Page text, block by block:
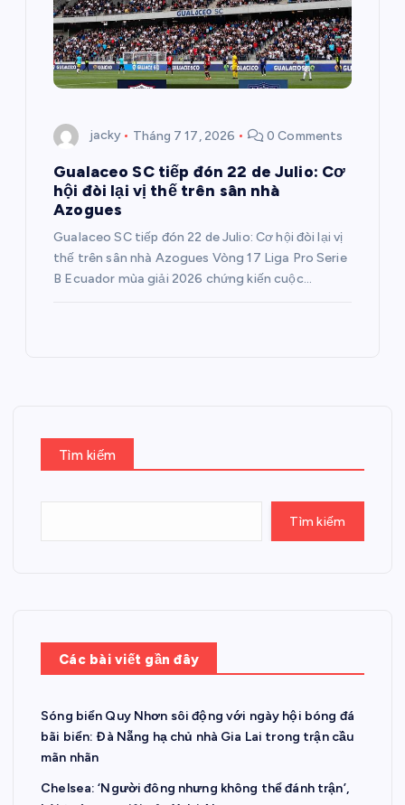
jacky Tháng 7 17, 2026 0 Comments
Gualaceo SC tiếp đón 22 de Julio: Cơ
hội đòi lại vị thế trên sân nhà
Azogues
Gualaceo SC tiếp đón 22 de Julio: Cơ hội đòi lại vị
thế trên sân nhà Azogues Vòng 17 Liga Pro Serie
B Ecuador mùa giải 2026 chứng kiến cuộc…
Tìm kiếm
Tìm kiếm
Các bài viết gần đây
Sóng biển Quy Nhơn sôi động với ngày hội bóng đá
bãi biển: Đà Nẵng hạ chủ nhà Gia Lai trong trận cầu
mãn nhãn
Chelsea: ‘Người đông nhưng không thể đánh trận’,